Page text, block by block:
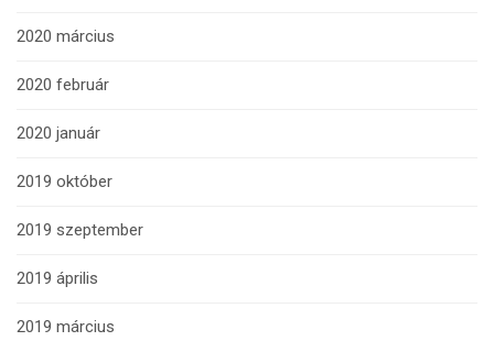
2020 március
2020 február
2020 január
2019 október
2019 szeptember
2019 április
2019 március